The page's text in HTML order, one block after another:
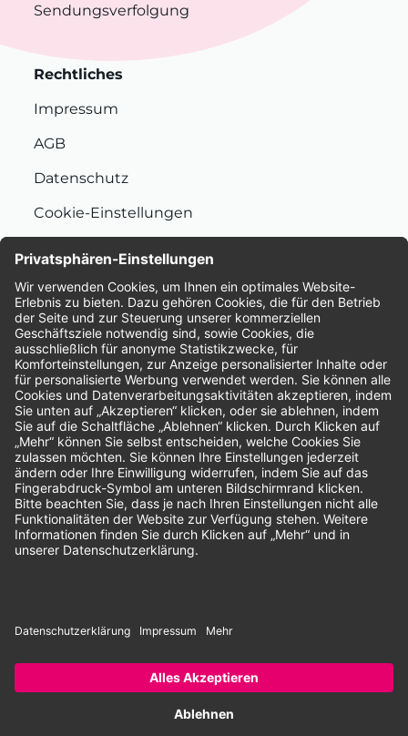
Sendungsverfolgung
Rechtliches
Impressum
AGB
Datenschutz
Cookie-Einstellungen
Bewertungen
Unsere Zahlungsarten:
Rechnung SEPA-Lastschrift Vorkasse